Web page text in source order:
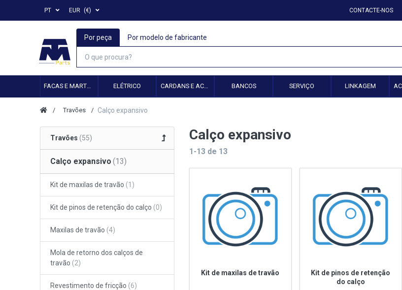
PT EUR (€) CONTACTE-NOS
Por peça Por modelo de fabricante
ELÉTRICO CARDANS E ACESSÓRIOS BANCOS SERVIÇO LINKAGEM
Travões Calço expansivo
Travões
Calço expansivo
Kit de maxilas de travão
Kit de pinos de retenção do calço
Maxilas de travão
Mola de retorno dos calços de
travão
Revestimento de fricção
Calço expansivo
1-13de 13
Kit de maxilas de travão
Kit de pinos de retenção
do calço